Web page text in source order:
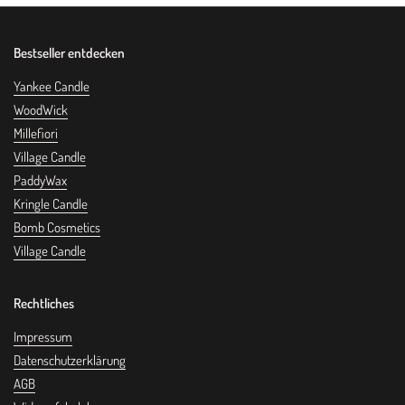
Bestseller entdecken
Yankee Candle
WoodWick
Millefiori
Village Candle
PaddyWax
Kringle Candle
Bomb Cosmetics
Village Candle
Rechtliches
Impressum
Datenschutzerklärung
AGB